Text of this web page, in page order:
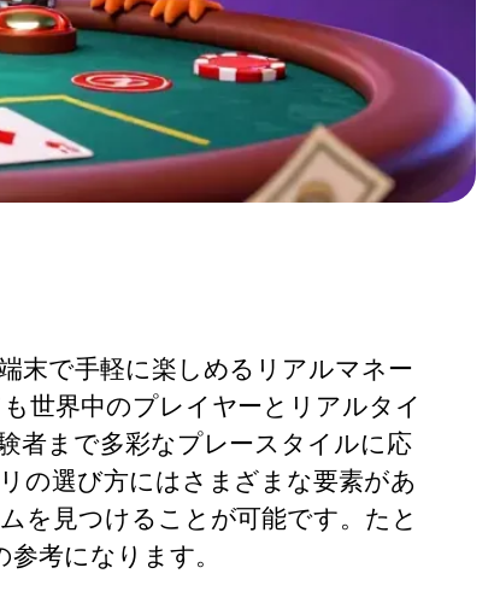
末で手軽に楽しめるリアルマネー
世界中のプレイヤーとリアルタイ
者まで多彩なプレースタイルに応
の選び方にはさまざまな要素があ
を見つけることが可能です。たと
考になります。